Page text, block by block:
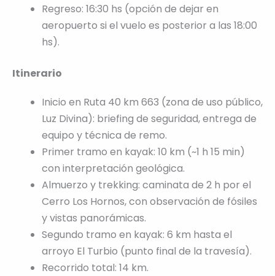
Regreso: 16:30 hs (opción de dejar en
aeropuerto si el vuelo es posterior a las 18:00
hs).
Itinerario
Inicio en Ruta 40 km 663 (zona de uso público,
Luz Divina): briefing de seguridad, entrega de
equipo y técnica de remo.
Primer tramo en kayak: 10 km (~1 h 15 min)
con interpretación geológica.
Almuerzo y trekking: caminata de 2 h por el
Cerro Los Hornos, con observación de fósiles
y vistas panorámicas.
Segundo tramo en kayak: 6 km hasta el
arroyo El Turbio (punto final de la travesía).
Recorrido total: 14 km.